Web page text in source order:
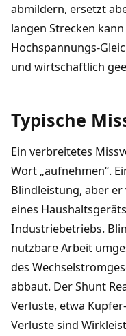
abmildern, ersetzt
langen Strecken
Hochspannungs-
und wirtschaftlich
Typische
Ein verbreitetes
Wort „aufnehmen“.
Blindleistung, aber
eines
Industriebetriebs.
nutzbare Arbeit
des
abbaut. Der Shunt
Verluste, etwa
Verluste sind